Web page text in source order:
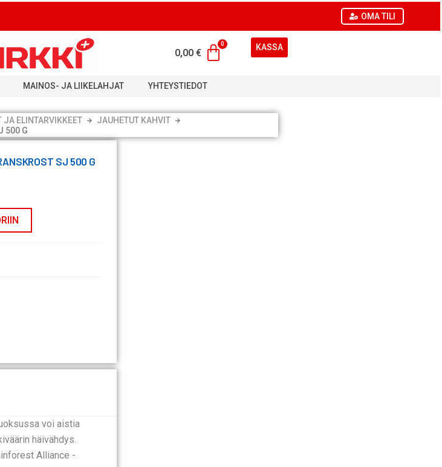
OMA TILI
0,00 €
KASSA
MAINOS- JA LIIKELAHJAT YHTEYSTIEDOT
JA ELINTARVIKKEET
JAUHETUT KAHVIT
500 G
SJ 500 G
voi aistia
häivähdys.
Alliance -